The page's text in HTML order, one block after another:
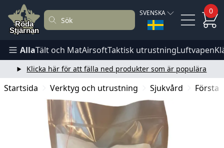
SVENSKA 0
AllaTält och MatAirsoftTaktisk utrustningLuftvapen
Klicka här för att fälla ned produkter som är populära
Startsida Verktyg och utrustning Sjukvård Första